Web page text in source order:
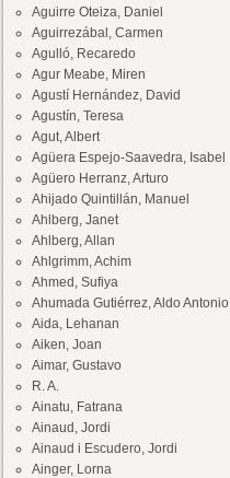
Aguirre Oteiza, Daniel
Aguirrezábal, Carmen
Agulló, Recaredo
Agur Meabe, Miren
Agustí Hernández, David
Agustín, Teresa
Agut, Albert
Agüera Espejo-Saavedra, Isabel
Agüero Herranz, Arturo
Ahijado Quintillán, Manuel
Ahlberg, Janet
Ahlberg, Allan
Ahlgrimm, Achim
Ahmed, Sufiya
Ahumada Gutiérrez, Aldo Antonio
Aida, Lehanan
Aiken, Joan
Aimar, Gustavo
R. A.
Ainatu, Fatrana
Ainaud, Jordi
Ainaud i Escudero, Jordi
Ainger, Lorna